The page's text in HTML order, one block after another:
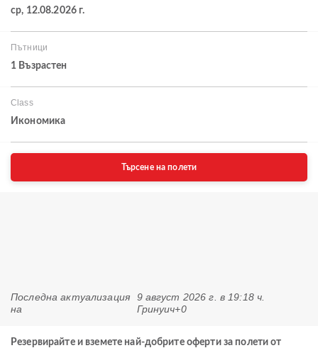
ср, 12.08.2026 г.
Пътници
1 Възрастен
Class
Икономика
Търсене на полети
Последна актуализация
на
9 август 2026 г. в 19:18 ч.
Гринуич+0
Резервирайте и вземете най-добрите оферти за полети от